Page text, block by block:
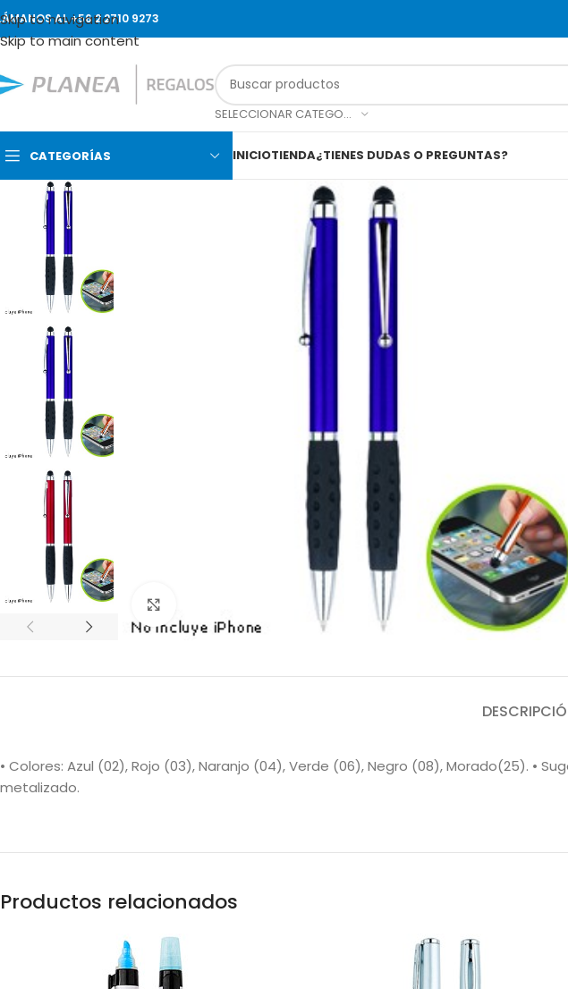
Skip to navigation
Skip to main content
AL +56 2 2710 9273
SELECCIONAR CATEGORÍA
CATEGORÍAS INICIOTIENDA¿TIENES DUDAS O PREGUNTAS?
• Colores: Azul (02), Rojo (03), Naranjo (04), Verde (06), Negro (08), Morado(25). •
metalizado.
Productos relacionados